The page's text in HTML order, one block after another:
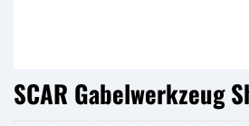
SCAR Gabelwerkzeug